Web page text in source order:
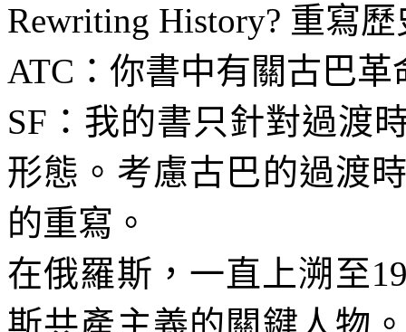
Rewriting History? 重寫歷
ATC ：你書中有關古巴
SF ：我的書只針對過渡
形態。考慮古巴的過渡
的重寫。
在俄羅斯，一直上溯至